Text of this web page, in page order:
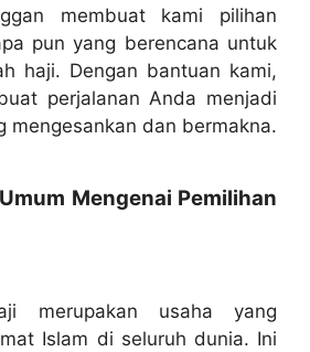
membuat kami pilihan
pun yang berencana untuk
haji. Dengan bantuan kami,
perjalanan Anda menjadi
mengesankan dan bermakna.
Mengenai Pemilihan
merupakan usaha yang
Islam di seluruh dunia. Ini